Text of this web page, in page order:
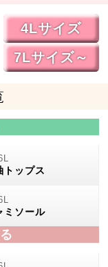
4Lサイズ
7Lサイズ～
トップス
ミソール